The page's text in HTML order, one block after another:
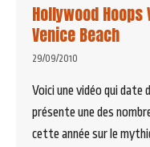
Hollywood
Venice Beach
29/09/2010
Voici une vidéo qui date
présente une des
cette année sur le